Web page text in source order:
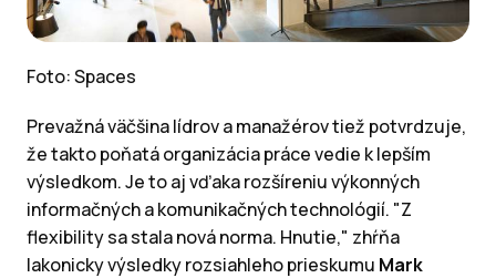
Foto: Spaces
Prevažná väčšina lídrov a manažérov tiež potvrdzuje,
že takto poňatá organizácia práce vedie k lepším
výsledkom. Je to aj vďaka rozšíreniu výkonných
informačných a komunikačných technológií. "Z
flexibility sa stala nová norma. Hnutie," zhŕňa
lakonicky výsledky rozsiahleho prieskumu Mark